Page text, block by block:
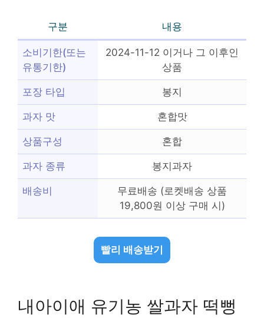
구분 내용
소비기한(또는
유통기한)
2024-11-12 이거나 그 이후인
상품
포장 타입 봉지
과자 맛 혼합맛
상품구성 혼합
과자 종류 봉지과자
배송비
무료배송 (로켓배송 상품
19,800원 이상 구매 시)
빨리 배송받기
내아이애 유기농 쌀과자 떡뻥